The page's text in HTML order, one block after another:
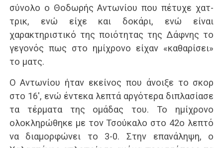
σύνολο ο Θοδωρής Αντωνίου που πέτυχε χατ-
τρικ, ενώ είχε και δοκάρι, ενώ είναι
χαρακτηριστικό της ποιότητας της Δάφνης το
γεγονός πως στο ημίχρονο είχαν «καθαρίσει»
το ματς.
Ο Αντωνίου ήταν εκείνος που άνοιξε το σκορ
στο 16′, ενώ έντεκα λεπτά αργότερα διπλασίασε
τα τέρματα της ομάδας του. Το ημίχρονο
ολοκληρώθηκε με τον Τσούκαλο στο 42ο λεπτό
να διαμορφώνει το 3-0. Στην επανάληψη, ο